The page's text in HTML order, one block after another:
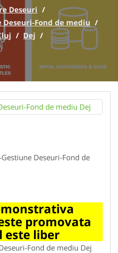
Deseuri /
Fond de mediu /
/ Dej /
Deseuri-Fond de
promovata
este liber
Fond de mediu Dej